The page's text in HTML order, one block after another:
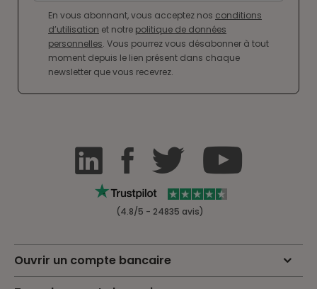
En vous abonnant, vous acceptez nos conditions
d’utilisation et notre politique de données
personnelles. Vous pourrez vous désabonner à tout
moment depuis le lien présent dans chaque
newsletter que vous recevrez.
(4.8/5 - 24835 avis)
Ouvrir un compte bancaire